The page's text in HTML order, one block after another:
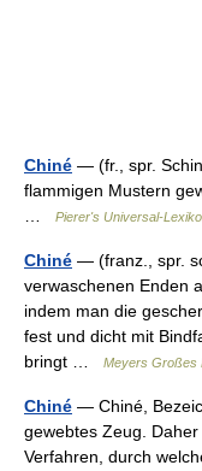
Chiné — (fr., spr.
flammigen Mustern
Pierer's Universal-
Chiné — (franz., spr.
verwaschenen Enden
indem man die
fest und dicht mit
bringt …
Meyers Großes
Chiné — Chiné,
gewebtes Zeug.
Verfahren, durch